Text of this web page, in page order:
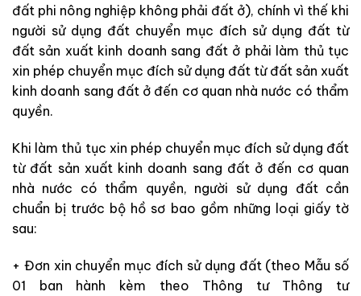
đất phi nông nghiệp không phải đất ở), chính vì thế khi
người sử dụng đất chuyển mục đích sử dụng đất từ
đất sản xuất kinh doanh sang đất ở phải làm thủ tục
xin phép chuyển mục đích sử dụng đất từ đất sản xuất
kinh doanh sang đất ở đến cơ quan nhà nước có thẩm
quyền.
Khi làm thủ tục xin phép chuyển mục đích sử dụng đất
từ đất sản xuất kinh doanh sang đất ở đến cơ quan
nhà nước có thẩm quyền, người sử dụng đất cần
chuẩn bị trước bộ hồ sơ bao gồm những loại giấy tờ
sau:
+ Đơn xin chuyển mục đích sử dụng đất (theo Mẫu số
01 ban hành kèm theo Thông tư Thông tư